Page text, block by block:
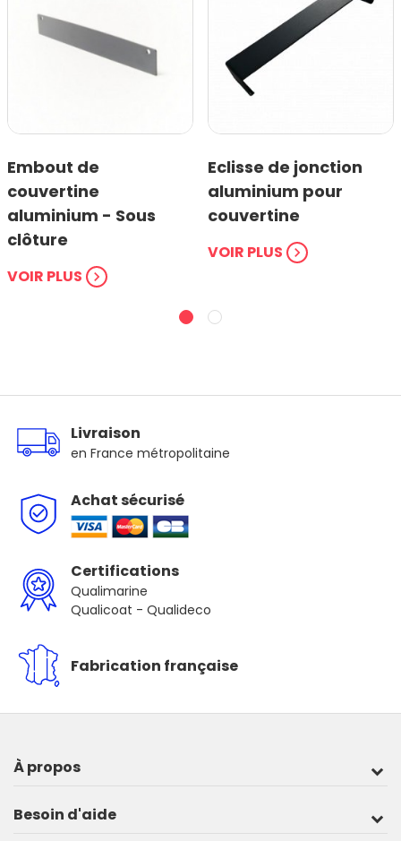
Embout de
couvertine
aluminium - Sous
clôture
VOIR PLUS chevron_right
Eclisse de jonction
aluminium pour
couvertine
VOIR PLUS chevron_right
Livraison
en France métropolitaine
Achat sécurisé
Certifications
Qualimarine
Qualicoat - Qualideco
Fabrication française
À propos
Besoin d'aide